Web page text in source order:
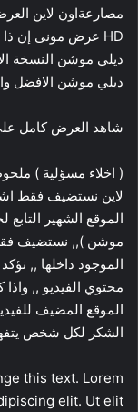
مصارعةاون لاين
ديلي موشن النسخة
ديلي موشن الافضل
شاهد العرض كامل
( اخلاء مسؤلية )
لاين نستضيف فقط
الموقع الشهير
موشن ),, نستضيف
الموجود داخلها ,,
محتوي الفيديو ,,
الموقع المضيف
الشكر لكل شخص
this text. Lorem
elit. Ut elit